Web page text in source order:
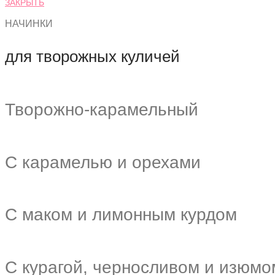
ЗАКРЫТЬ
НАЧИНКИ
для творожных куличей
Творожно-карамельный
С карамелью и орехами
С маком и лимонным курдом
С курагой, черносливом и